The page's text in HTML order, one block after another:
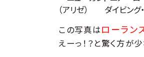
この写真はローラン
えーっ！？と驚く方が